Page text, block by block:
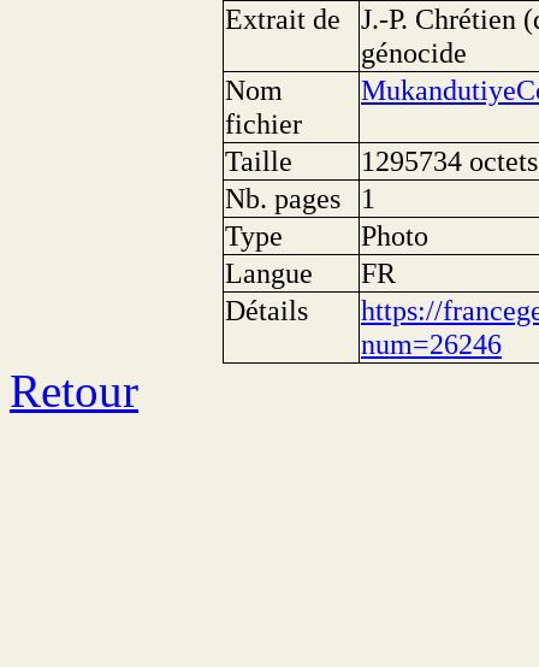
Extrait de
J.-P. Chrétien
génocide
Nom
fichier
Taille
1295734 octets
Nb. pages
1
Type
Photo
Langue
FR
Détails
https://
num=26246
Retour